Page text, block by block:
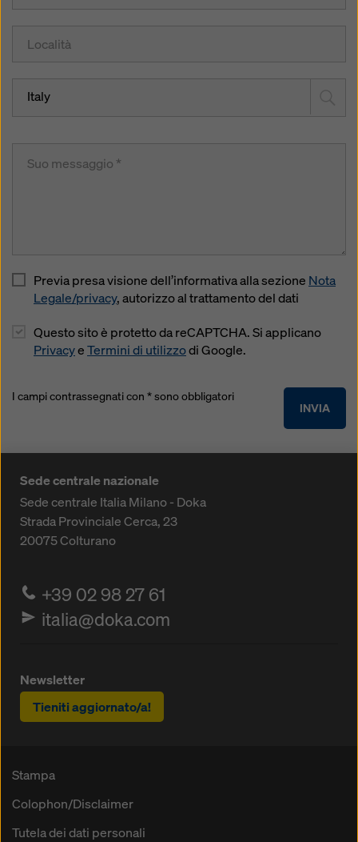
Italy
Previa presa visione dell’informativa alla sezione Nota
Legale/privacy, autorizzo al trattamento del dati
Questo sito è protetto da reCAPTCHA. Si applicano
PrivacyeTermini di utilizzodi Google.
INVIA
I campi contrassegnati con * sono obbligatori
Sede centrale nazionale
Sede centrale Italia Milano - Doka
Strada Provinciale Cerca, 23
20075Colturano
+39 02 98 27 61
italia@doka.com
Newsletter
Tieniti aggiornato/a!
Stampa
Colophon/Disclaimer
Tutela dei dati personali